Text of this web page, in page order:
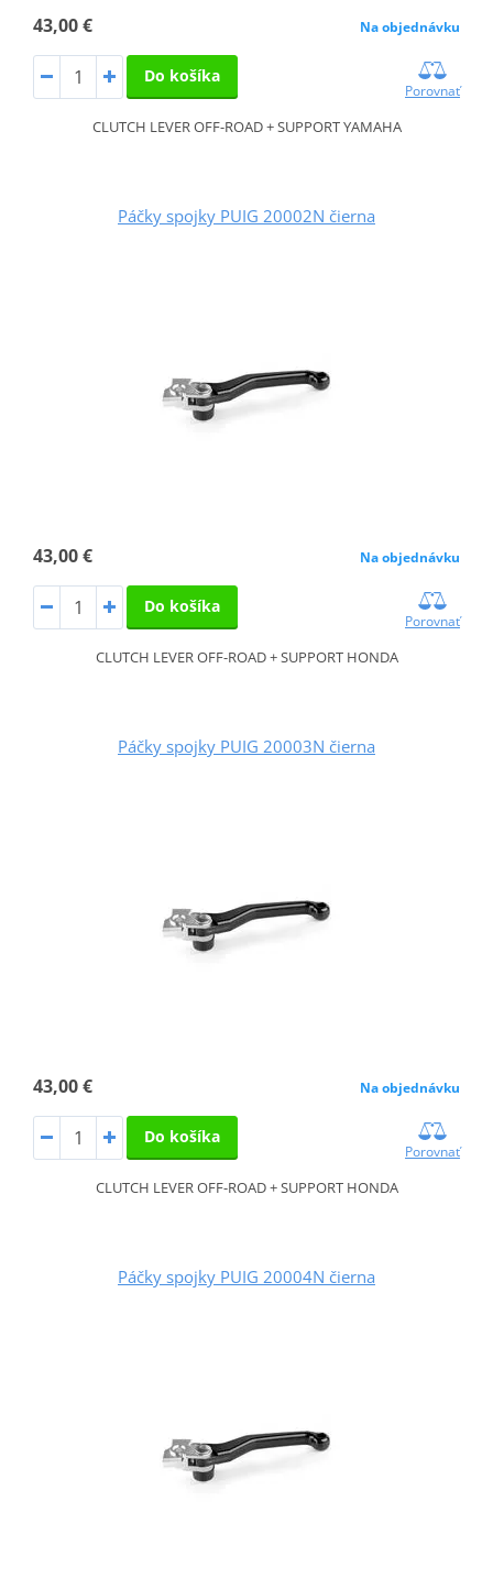
43,00 € Na objednávku
Do košíka
Porovnať
CLUTCH LEVER OFF-ROAD + SUPPORT YAMAHA
Páčky spojky PUIG 20002N čierna
43,00 € Na objednávku
Do košíka
Porovnať
CLUTCH LEVER OFF-ROAD + SUPPORT HONDA
Páčky spojky PUIG 20003N čierna
43,00 € Na objednávku
Do košíka
Porovnať
CLUTCH LEVER OFF-ROAD + SUPPORT HONDA
Páčky spojky PUIG 20004N čierna